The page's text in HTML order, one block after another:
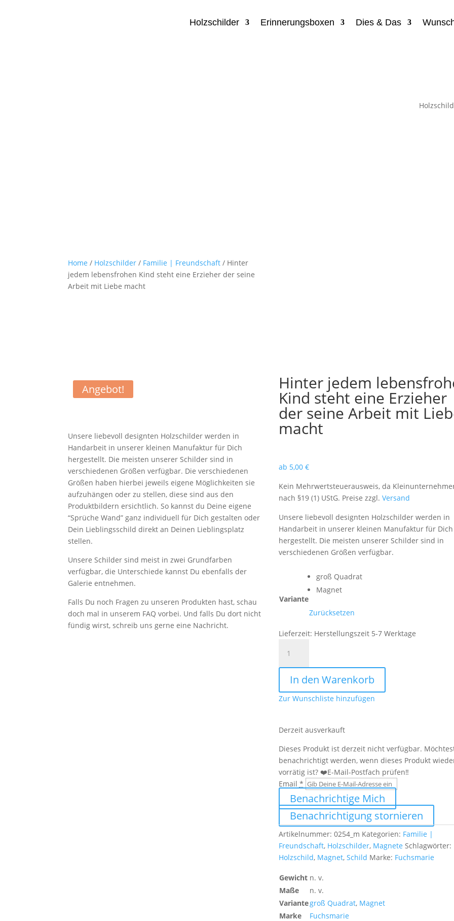
Holzschilder Erinnerungsboxen Dies & Das
Home / Holzschilder / Familie | Freundschaft / Hinter
jedem lebensfrohen Kind steht eine Erzieher der seine
Arbeit mit Liebe macht
Angebot!
Unsere liebevoll designten Holzschilder werden in
Handarbeit in unserer kleinen Manufaktur für Dich
hergestellt. Die meisten unserer Schilder sind in
verschiedenen Größen verfügbar. Die verschiedenen
Größen haben hierbei jeweils eigene Möglichkeiten sie
aufzuhängen oder zu stellen, diese sind aus den
Produktbildern ersichtlich. So kannst du Deine eigene
“Sprüche Wand” ganz individuell für Dich gestalten oder
Dein Lieblingsschild direkt an Deinen Lieblingsplatz
stellen.
Unsere Schilder sind meist in zwei Grundfarben
verfügbar, die Unterschiede kannst Du ebenfalls der
Galerie entnehmen.
Falls Du noch Fragen zu unseren Produkten hast, schau
doch mal in unserem FAQ vorbei. Und falls Du dort nicht
fündig wirst, schreib uns gerne eine Nachricht.
Hinter jedem
Kind steht eine Erzieher
der seine Arbeit mit
macht
ab 5,00 €
Kein Mehrwertsteuerausweis, da
nach §19 (1) UStG. Preise zzgl. Versand
Unsere liebevoll designten Holzschilder werden in
Handarbeit in unserer kleinen Manufaktur für Dich
hergestellt. Die meisten unserer Schilder sind in
verschiedenen Größen verfügbar.
Variante
groß Quadrat
Magnet
Zurücksetzen
Lieferzeit: Herstellungszeit 5-7 Werktage
jedem
lebensfrohen
Kind
steht
eine
der
Arbeit
mit
Liebe
macht
Menge
In den Warenkorb
Zur Wunschliste hinzufügen
Derzeit ausverkauft
Dieses Produkt ist derzeit nicht verfügbar.
benachrichtigt werden, wenn dieses Produkt
vorrätig ist? ❤️E-Mail-Postfach prüfen‼️
Email *
Benachrichtige Mich
Benachrichtigung stornieren
Artikelnummer: 0254_m Kategorien: Familie |
Freundschaft, Holzschilder, Magnete Schlagwörter:
Holzschild, Magnet, Schild Marke: Fuchsmarie
Gewicht n. v.
Maße
n. v.
Variantegroß Quadrat, Magnet
Marke
Fuchsmarie